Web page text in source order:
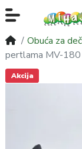
Obuća za
pertlama MV-
Akcija